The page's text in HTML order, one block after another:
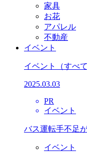
家具
お花
アパレル
不動産
イベント
イベント （すべて
2025.03.03
PR
イベント
バス運転手不足
イベント